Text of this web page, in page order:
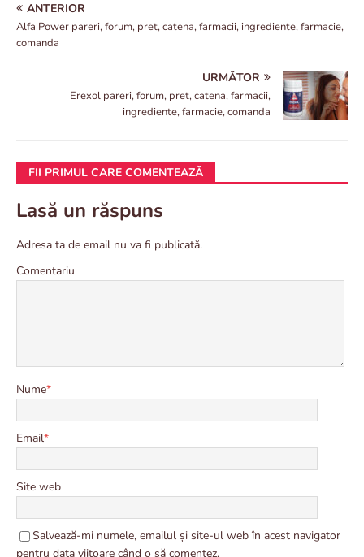
ANTERIOR
Alfa Power pareri, forum, pret, catena, farmacii, ingrediente, farmacie,
comanda
URMĂTOR
Erexol pareri, forum, pret, catena, farmacii,
ingrediente, farmacie, comanda
FII PRIMUL CARE COMENTEAZĂ
Lasă un răspuns
Adresa ta de email nu va fi publicată.
Comentariu
Nume*
Email*
Site web
Salvează-mi numele, emailul și site-ul web în acest navigator
pentru data viitoare când o să comentez.